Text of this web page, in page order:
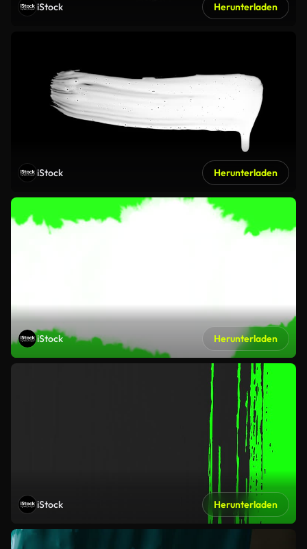
iStock Herunterladen
iStock Herunterladen
iStock Herunterladen
iStock Herunterladen